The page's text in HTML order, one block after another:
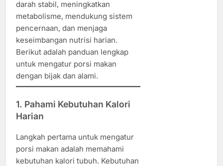
darah stabil, meningkatkan
metabolisme, mendukung sistem
pencernaan, dan menjaga
keseimbangan nutrisi harian.
Berikut adalah panduan lengkap
untuk mengatur porsi makan
dengan bijak dan alami.
1. Pahami Kebutuhan Kalori
Harian
Langkah pertama untuk mengatur
porsi makan adalah memahami
kebutuhan kalori tubuh. Kebutuhan